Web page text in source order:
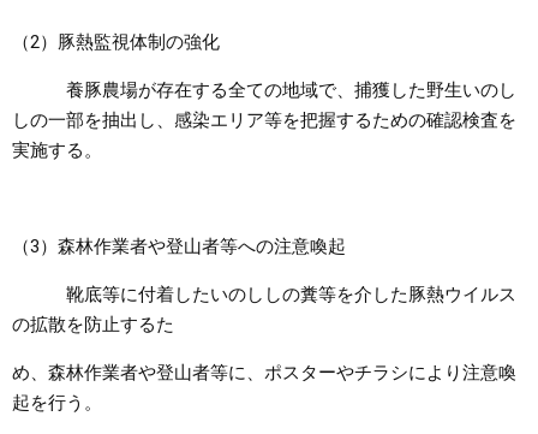
（2）豚熱監視体制の強化
養豚農場が存在する全ての地域で、捕獲した野生いのし
しの一部を抽出し、感染エリア等を把握するための確認検査を
実施する。
（3）森林作業者や登山者等への注意喚起
靴底等に付着したいのししの糞等を介した豚熱ウイルス
の拡散を防止するた
め、森林作業者や登山者等に、ポスターやチラシにより注意喚
起を行う。